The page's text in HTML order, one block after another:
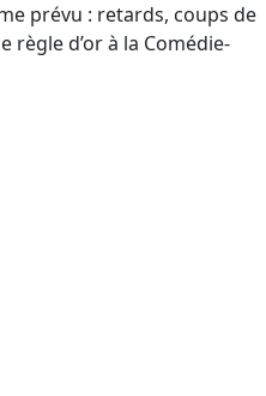
prévu : retards, coups de
règle d’or à la Comédie-